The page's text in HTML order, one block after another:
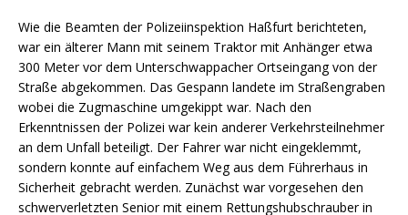
Wie die Beamten der Polizeiinspektion Haßfurt berichteten,
war ein älterer Mann mit seinem Traktor mit Anhänger etwa
300 Meter vor dem Unterschwappacher Ortseingang von der
Straße abgekommen. Das Gespann landete im Straßengraben
wobei die Zugmaschine umgekippt war. Nach den
Erkenntnissen der Polizei war kein anderer Verkehrsteilnehmer
an dem Unfall beteiligt. Der Fahrer war nicht eingeklemmt,
sondern konnte auf einfachem Weg aus dem Führerhaus in
Sicherheit gebracht werden. Zunächst war vorgesehen den
schwerverletzten Senior mit einem Rettungshubschrauber in